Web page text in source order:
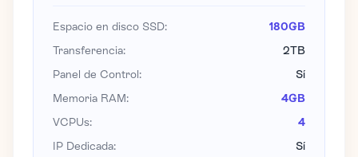
Espacio en disco SSD:
180GB
Transferencia:
2TB
Panel de Control:
Sí
Memoria RAM:
4GB
VCPUs:
4
IP Dedicada:
Sí